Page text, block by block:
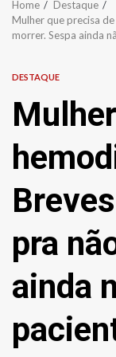
Home
Destaque
Mulher que precisa
morrer. Sespa ainda
DESTAQUE
pra
ainda